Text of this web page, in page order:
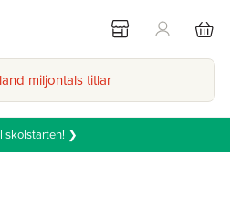
miljontals titlar
skolstarten! ❯